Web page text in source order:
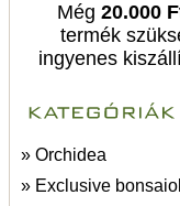
Még 20.000
termék
ingyenes
» Orchidea
» Exclusive